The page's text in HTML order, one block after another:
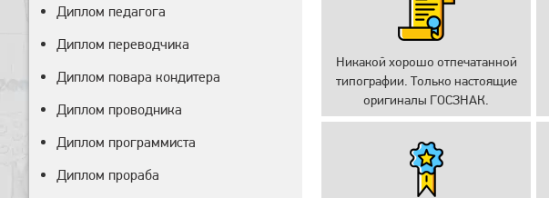
Никакой хорошо отпечатанной
типографии. Только настоящие
оригиналы ГОСЗНАК.
Диплом педагога
Диплом переводчика
Диплом повара кондитера
Диплом проводника
Диплом программиста
Диплом прораба